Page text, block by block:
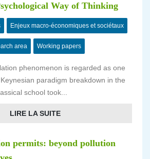
Way of Thinking
Enjeux macro-économiques et sociétaux
area Working papers
phenomenon is regarded as one
paradigm breakdown in the
school took...
LIRE LA SUITE
permits: beyond pollution